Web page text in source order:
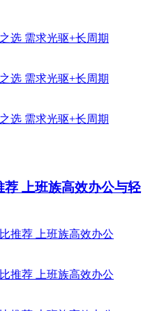
上班族高效办公与轻